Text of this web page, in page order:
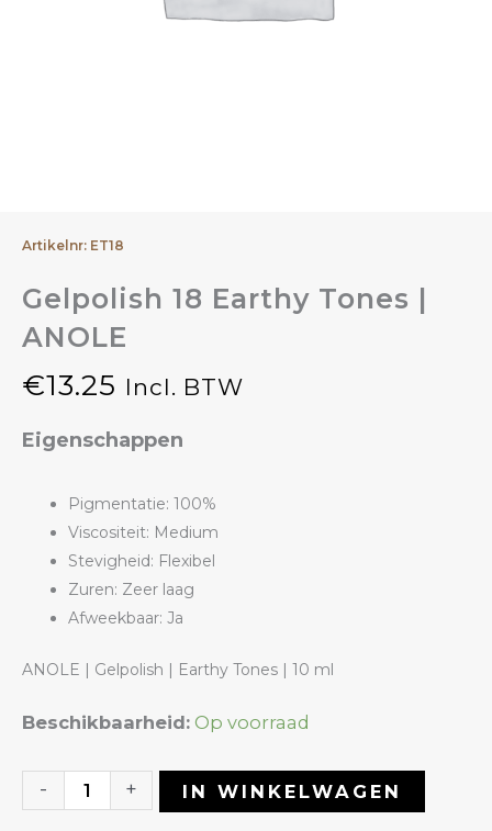
Artikelnr: ET18
Gelpolish 18 Earthy Tones |
ANOLE
€13.25 Incl. BTW
Eigenschappen
Pigmentatie: 100%
Viscositeit: Medium
Stevigheid: Flexibel
Zuren: Zeer laag
Afweekbaar: Ja
ANOLE | Gelpolish | Earthy Tones | 10 ml
Beschikbaarheid: Op voorraad
-
Gelpolish
Earthy
+ IN WINKELWAGEN